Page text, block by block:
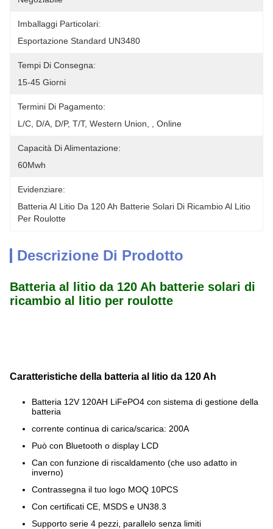
Imballaggi Particolari:
Esportazione Standard UN3480
Tempi Di Consegna:
15-45 Giorni
Termini Di Pagamento:
L/C, D/A, D/P, T/T, Western Union, , Online
Capacità Di Alimentazione:
60Mwh
Evidenziare:
Batteria Al Litio Da 120 Ah Batterie Solari Di Ricambio Al Litio
Per Roulotte
Descrizione Di Prodotto
Batteria al litio da 120 Ah batterie solari di
ricambio al litio per roulotte
Caratteristiche della batteria al litio da 120 Ah
Batteria 12V 120AH LiFePO4 con sistema di gestione della
batteria
corrente continua di carica/scarica: 200A
Può con Bluetooth o display LCD
Can con funzione di riscaldamento (che uso adatto in
inverno)
Contrassegna il tuo logo MOQ 10PCS
Con certificati CE, MSDS e UN38.3
Supporto serie 4 pezzi, parallelo senza limiti